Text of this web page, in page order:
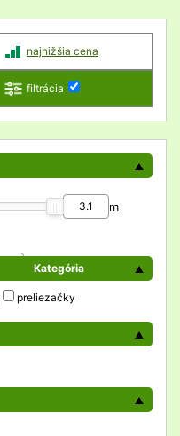
najnižšia cena
filtrácia
m
Kategória
preliezačky